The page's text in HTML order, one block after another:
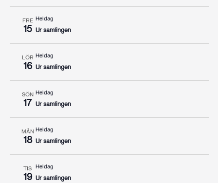
FRE
15
Heldag
Ur samlingen
LÖR
16
Heldag
Ur samlingen
SÖN
17
Heldag
Ur samlingen
MÅN
18
Heldag
Ur samlingen
TIS
19
Heldag
Ur samlingen